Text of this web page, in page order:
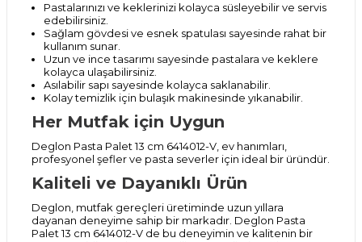
Pastalarınızı ve keklerinizi kolayca süsleyebilir ve servis
edebilirsiniz.
Sağlam gövdesi ve esnek spatulası sayesinde rahat bir
kullanım sunar.
Uzun ve ince tasarımı sayesinde pastalara ve keklere
kolayca ulaşabilirsiniz.
Asılabilir sapı sayesinde kolayca saklanabilir.
Kolay temizlik için bulaşık makinesinde yıkanabilir.
Her Mutfak için Uygun
Deglon Pasta Palet 13 cm 6414012-V, ev hanımları,
profesyonel şefler ve pasta severler için ideal bir üründür.
Kaliteli ve Dayanıklı Ürün
Deglon, mutfak gereçleri üretiminde uzun yıllara
dayanan deneyime sahip bir markadır. Deglon Pasta
Palet 13 cm 6414012-V de bu deneyimin ve kalitenin bir